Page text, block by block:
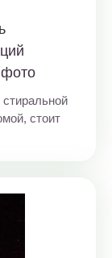
фото
стоит